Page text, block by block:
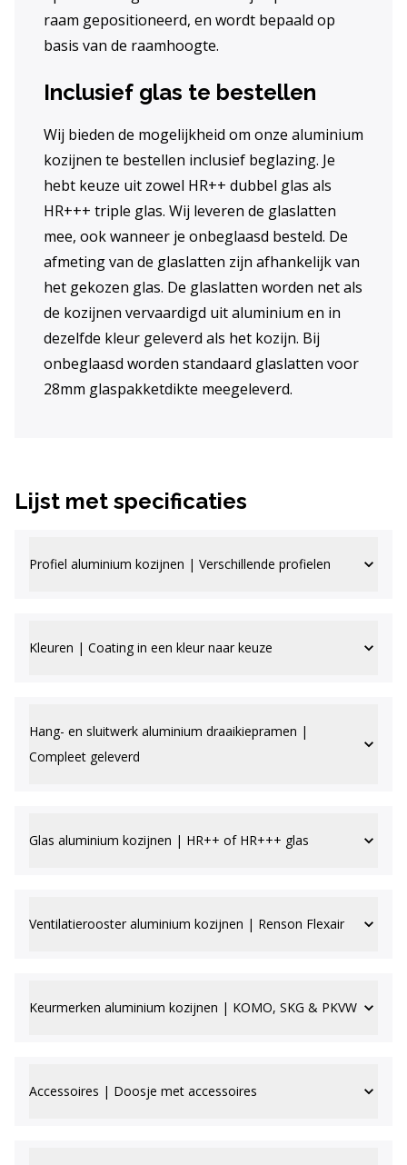
raam gepositioneerd, en wordt bepaald op
basis van de raamhoogte.
Inclusief glas te bestellen
Wij bieden de mogelijkheid om onze aluminium
kozijnen te bestellen inclusief beglazing. Je
hebt keuze uit zowel HR++ dubbel glas als
HR+++ triple glas. Wij leveren de glaslatten
mee, ook wanneer je onbeglaasd besteld. De
afmeting van de glaslatten zijn afhankelijk van
het gekozen glas. De glaslatten worden net als
de kozijnen vervaardigd uit aluminium en in
dezelfde kleur geleverd als het kozijn. Bij
onbeglaasd worden standaard glaslatten voor
28mm glaspakketdikte meegeleverd.
Lijst met specificaties
Profiel aluminium kozijnen | Verschillende profielen
Kleuren | Coating in een kleur naar keuze
Hang- en sluitwerk aluminium draaikiepramen |
Compleet geleverd
Glas aluminium kozijnen | HR++ of HR+++ glas
Ventilatierooster aluminium kozijnen | Renson Flexair
Keurmerken aluminium kozijnen | KOMO, SKG & PKVW
Accessoires | Doosje met accessoires